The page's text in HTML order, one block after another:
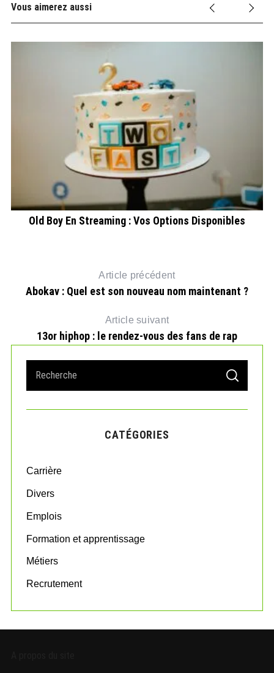
Vous aimerez aussi
Old Boy En Streaming : Vos Options Disponibles
Article précédent
Abokav : Quel est son nouveau nom maintenant ?
Article suivant
13or hiphop : le rendez-vous des fans de rap
a
r
o
:
S
A
C
CATÉGORIES
Carrière
Divers
Emplois
Formation et apprentissage
Métiers
Recrutement